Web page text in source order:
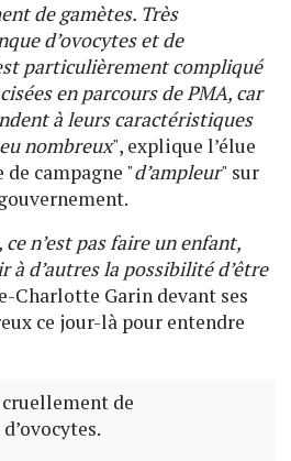
de gamètes. Très
d’ovocytes et de
particulièrement compliqué
en parcours de PMA, car
à leurs caractéristiques
nombreux", explique l’élue
de campagne "d’ampleur" sur
n’est pas faire un enfant,
à d’autres la possibilité d’être
Charlotte Garin devant ses
ce jour-là pour entendre
de